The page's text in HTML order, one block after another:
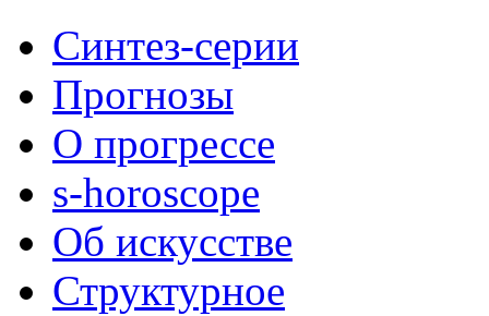
Синтез-серии
Прогнозы
О прогрессе
s-horoscope
Об искусстве
Структурное